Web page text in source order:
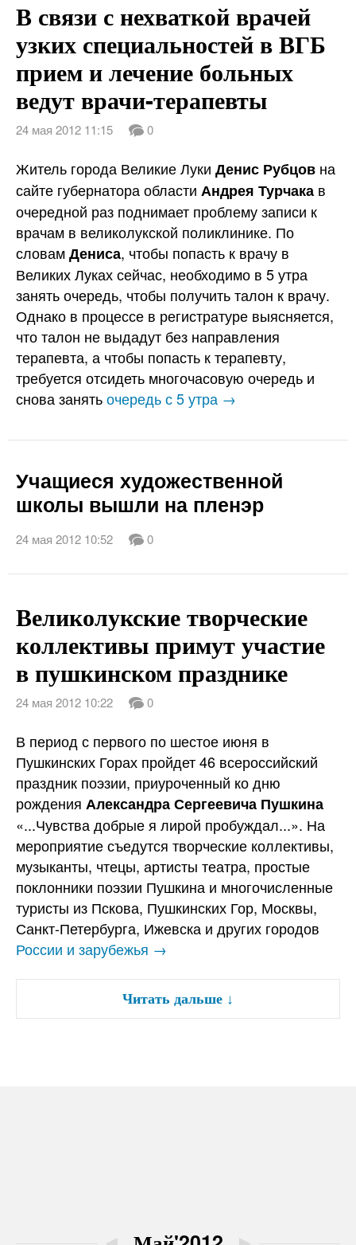
В связи с нехваткой врачей
узких специальностей в ВГБ
прием и лечение больных
ведут врачи-терапевты
24 мая 2012 11:15 0
Житель города Великие Луки Денис Рубцов на
сайте губернатора области Андрея Турчака в
очередной раз поднимает проблему записи к
врачам в великолукской поликлинике. По
словамДениса, чтобы попасть к врачу в
Великих Луках сейчас, необходимо в 5 утра
занять очередь, чтобы получить талон к врачу.
Однако в процессе в регистратуре выясняется,
что талон не выдадут без направления
терапевта, а чтобы попасть к терапевту,
требуется отсидеть многочасовую очередь и
снова занятьочередь с 5 утра →
Учащиеся художественной
школы вышли на пленэр
24 мая 2012 10:52 0
Великолукские творческие
коллективы примут участие
в пушкинском празднике
24 мая 2012 10:22 0
В период с первого по шестое июня в
Пушкинских Горах пройдет 46 всероссийский
праздник поэзии, приуроченный ко дню
рождения Александра Сергеевича Пушкина
«...Чувства добрые я лирой пробуждал...». На
мероприятие съедутся творческие коллективы,
музыканты, чтецы, артисты театра, простые
поклонники поэзии Пушкина и многочисленные
туристы из Пскова, Пушкинских Гор, Москвы,
Санкт-Петербурга, Ижевска и других городов
России и зарубежья →
Читать дальше ↓